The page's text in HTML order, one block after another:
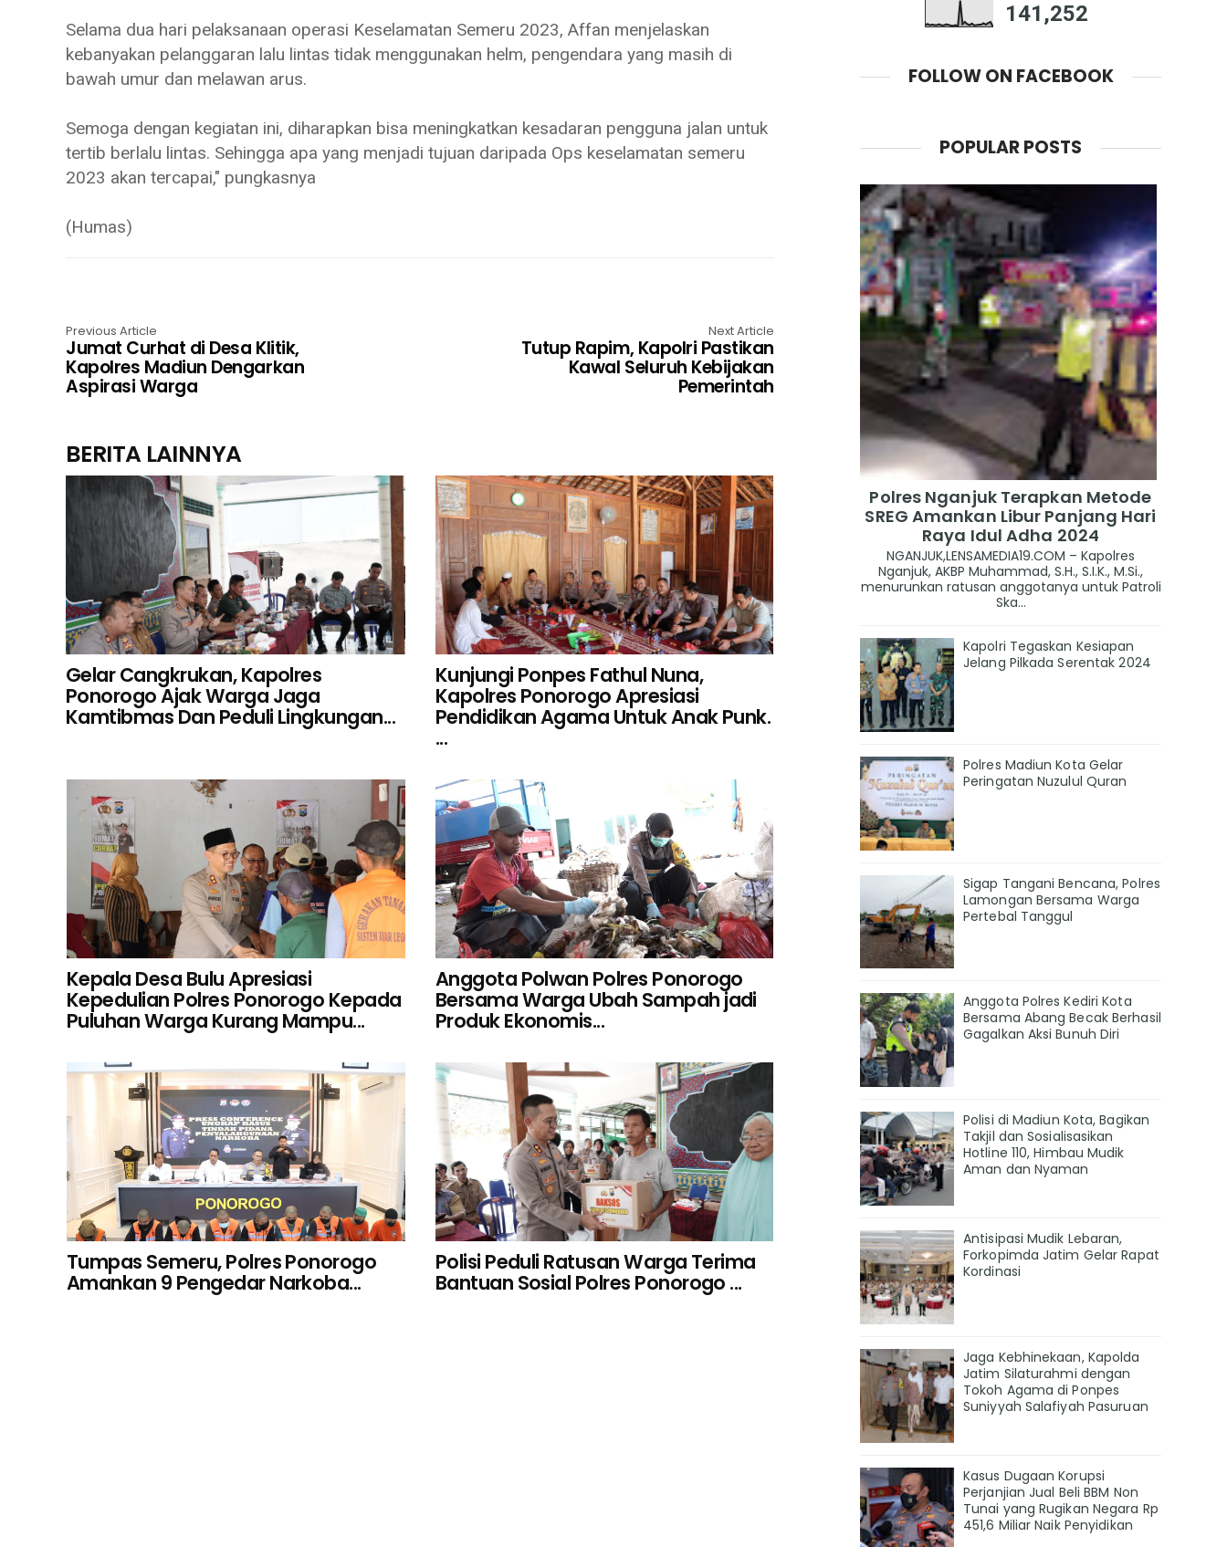
Selama dua hari pelaksanaan operasi Keselamatan Semeru 2023, Affan menjelaskan
kebanyakan pelanggaran lalu lintas tidak menggunakan helm, pengendara yang masih di
bawah umur dan melawan arus.
Semoga dengan kegiatan ini, diharapkan bisa meningkatkan kesadaran pengguna jalan untuk
tertib berlalu lintas. Sehingga apa yang menjadi tujuan daripada Ops keselamatan semeru
2023 akan tercapai," pungkasnya
(Humas)
Previous Article
Jumat Curhat di Desa Klitik,
Kapolres Madiun Dengarkan
Aspirasi Warga
Next Article
Tutup Rapim, Kapolri Pastikan
Kawal Seluruh Kebijakan
Pemerintah
BERITA LAINNYA
Gelar Cangkrukan, Kapolres
Ponorogo Ajak Warga Jaga
Kamtibmas Dan Peduli Lingkungan...
Kunjungi Ponpes Fathul Nuna,
Kapolres Ponorogo Apresiasi
Pendidikan Agama Untuk Anak Punk.
...
Kepala Desa Bulu Apresiasi
Kepedulian Polres Ponorogo Kepada
Puluhan Warga Kurang Mampu...
Anggota Polwan Polres Ponorogo
Bersama Warga Ubah Sampah jadi
Produk Ekonomis...
Tumpas Semeru, Polres Ponorogo
Amankan 9 Pengedar Narkoba...
Polisi Peduli Ratusan Warga Terima
Bantuan Sosial Polres Ponorogo ...
141,252
FOLLOW ON FACEBOOK
POPULAR POSTS
Polres Nganjuk Terapkan Metode
SREG Amankan Libur Panjang Hari
Raya Idul Adha 2024
NGANJUK,LENSAMEDIA19.COM – Kapolres
Nganjuk, AKBP Muhammad, S.H., S.I.K., M.Si.,
menurunkan ratusan anggotanya untuk Patroli
Ska...
Kapolri Tegaskan Kesiapan
Jelang Pilkada Serentak 2024
Polres Madiun Kota Gelar
Peringatan Nuzulul Quran
Sigap Tangani Bencana, Polres
Lamongan Bersama Warga
Pertebal Tanggul
Anggota Polres Kediri Kota
Bersama Abang Becak Berhasil
Gagalkan Aksi Bunuh Diri
Polisi di Madiun Kota, Bagikan
Takjil dan Sosialisasikan
Hotline 110, Himbau Mudik
Aman dan Nyaman
Antisipasi Mudik Lebaran,
Forkopimda Jatim Gelar Rapat
Kordinasi
Jaga Kebhinekaan, Kapolda
Jatim Silaturahmi dengan
Tokoh Agama di Ponpes
Suniyyah Salafiyah Pasuruan
Kasus Dugaan Korupsi
Perjanjian Jual Beli BBM Non
Tunai yang Rugikan Negara Rp
451,6 Miliar Naik Penyidikan